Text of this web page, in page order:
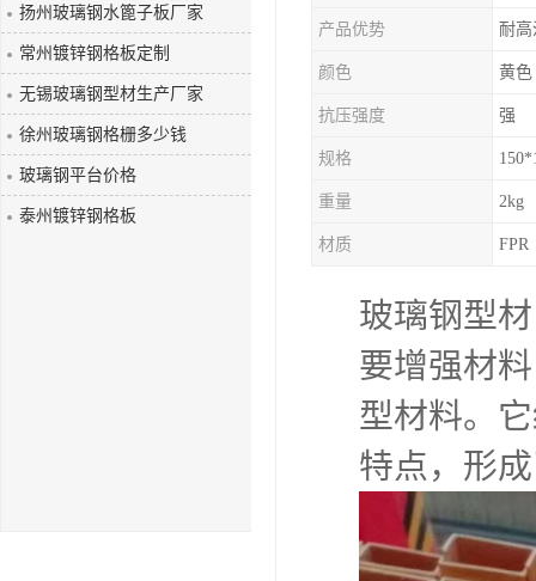
玻璃钢盖板
扬州玻璃钢水篦子板厂家
常州镀锌钢格板定制
无锡玻璃钢型材生产厂家
徐州玻璃钢格栅多少钱
玻璃钢平台价格
泰州镀锌钢格板
产品优势 耐高
颜色 黄色
抗压强度 强
规格
重量 2kg
材质 FPR
玻璃钢型
要增强材
型材料。
特点，形